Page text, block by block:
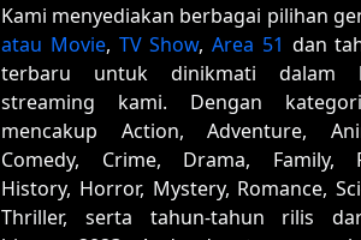
Kami menyediakan berbagai pilihan
atau Movie, TV Show, Area 51 dan
terbaru untuk dinikmati dalam
streaming kami. Dengan
mencakup Action, Adventure,
Comedy, Crime, Drama, Family,
History, Horror, Mystery, Romance,
Thriller, serta tahun-tahun rilis